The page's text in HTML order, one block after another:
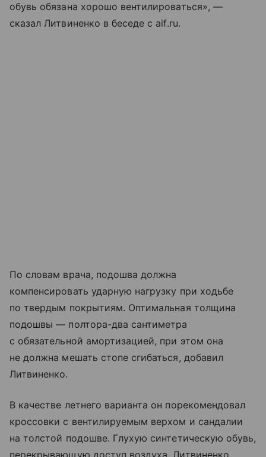
обувь обязана хорошо вентилироваться», —
сказал Литвиненко в беседе с aif.ru.
По словам врача, подошва должна
компенсировать ударную нагрузку при ходьбе
по твердым покрытиям. Оптимальная толщина
подошвы — полтора-два сантиметра
с обязательной амортизацией, при этом она
не должна мешать стопе сгибаться, добавил
Литвиненко.
В качестве летнего варианта он порекомендовал
кроссовки с вентилируемым верхом и сандалии
на толстой подошве. Глухую синтетическую обувь,